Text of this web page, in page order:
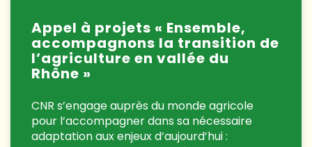
Appel à projets « Ensemble,
accompagnons la transition de
l’agriculture en vallée du
Rhône »
CNR s’engage auprès du monde agricole
pour l’accompagner dans sa nécessaire
adaptation aux enjeux d’aujourd’hui :